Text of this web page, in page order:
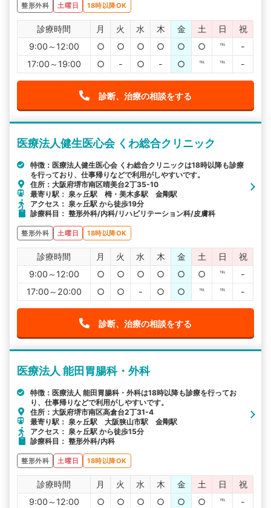
整形外科 土曜日 18時以降OK
診療時間 月 火 水 木 金 土 日
祝
9:00～12:00
○ ○ ○ ○ ○ ○ ℡
-
17:00～19:00
○ - ○ - ○ ℡ ℡ -
診断、治療の相談をする
医療法人健生医心会 くわ総合クリニック
特徴：医療法人健生医心会 くわ総合クリニックは18時以降も診療
を行っており、仕事帰りなどで利用がしやすいです。
住所：大阪府堺市南区晴美台2丁35-10
最寄り駅： 泉ヶ丘駅 栂・美木多駅 金剛駅
アクセス： 泉ヶ丘駅 から徒歩19分
診療科目： 整形外科/内科/リハビリテーション科/皮膚科
整形外科 土曜日 18時以降OK
診療時間 月 火 水 木 金 土 日
祝
9:00～12:00
○ ○ ○ ○ ○ ○ ℡
-
17:00～20:00
○ ○ - ○ ○ ℡ ℡ -
診断、治療の相談をする
医療法人 能田胃腸科・外科
特徴：医療法人 能田胃腸科・外科は18時以降も診療を行ってお
り、仕事帰りなどで利用がしやすいです。
住所：大阪府堺市南区高倉台2丁31-4
最寄り駅： 泉ヶ丘駅 大阪狭山市駅 金剛駅
アクセス： 泉ヶ丘駅 から徒歩15分
診療科目： 整形外科/内科
整形外科 土曜日 18時以降OK
診療時間 月 火 水 木 金 土 日
祝
9:00～12:00
○ ○ ○ ○ ○ ○ ℡
-